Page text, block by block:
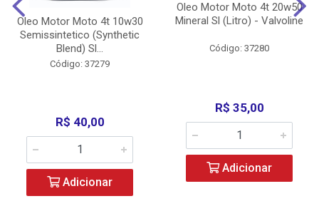
Oleo Motor Moto 4t 10w30
Semissintetico (Synthetic
Blend) Sl...
Código: 37279
R$ 40,00
Adicionar
Oleo Motor Moto 4t 20w50
Mineral Sl (Litro) - Valvoline
Código: 37280
R$ 35,00
Adicionar